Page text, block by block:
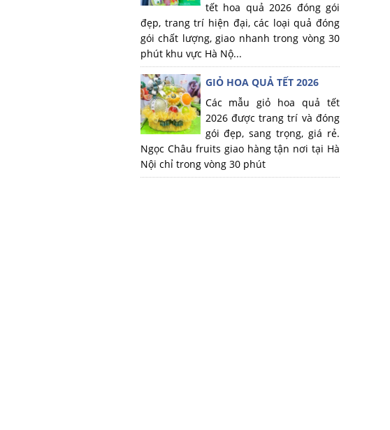
tết hoa quả 2026 đóng gói
đẹp, trang trí hiện đại, các loại quả đóng
gói chất lượng, giao nhanh trong vòng 30
phút khu vực Hà Nộ...
GIỎ HOA QUẢ TẾT 2026
Các mẫu giỏ hoa quả tết
2026 được trang trí và đóng
gói đẹp, sang trọng, giá rẻ.
Ngọc Châu fruits giao hàng tận nơi tại Hà
Nội chỉ trong vòng 30 phút